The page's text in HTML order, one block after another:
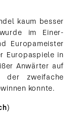
kaum besser
im Einer-
Europameister
Europaspiele in
Anwärter auf
der zweifache
konnte.